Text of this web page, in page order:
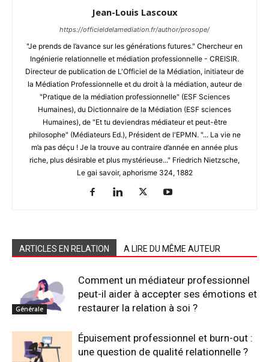
Jean-Louis Lascoux
https://officieldelamediation.fr/author/prosope/
"Je prends de l’avance sur les générations futures." Chercheur en
Ingénierie relationnelle et médiation professionnelle - CREISIR.
Directeur de publication de L'Officiel de la Médiation, initiateur de
la Médiation Professionnelle et du droit à la médiation, auteur de
"Pratique de la médiation professionnelle" (ESF Sciences
Humaines), du Dictionnaire de la Médiation (ESF sciences
Humaines), de "Et tu deviendras médiateur et peut-être
philosophe" (Médiateurs Ed.), Président de l'EPMN. "... La vie ne
m’a pas déçu ! Je la trouve au contraire d’année en année plus
riche, plus désirable et plus mystérieuse..." Friedrich Nietzsche,
Le gai savoir, aphorisme 324, 1882
ARTICLES EN RELATION A LIRE DU MÊME AUTEUR
Générale
Comment un médiateur professionnel
peut-il aider à accepter ses émotions et
restaurer la relation à soi ?
Épuisement professionnel et burn-out :
une question de qualité relationnelle ?